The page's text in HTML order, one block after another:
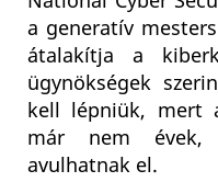
a generatív
átalakítja a
ügynökségek
kell lépniük, mert
már nem évek,
avulhatnak el.